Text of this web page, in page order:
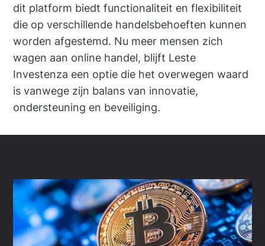
dit platform biedt functionaliteit en flexibiliteit
die op verschillende handelsbehoeften kunnen
worden afgestemd. Nu meer mensen zich
wagen aan online handel, blijft Leste
Investenza een optie die het overwegen waard
is vanwege zijn balans van innovatie,
ondersteuning en beveiliging.